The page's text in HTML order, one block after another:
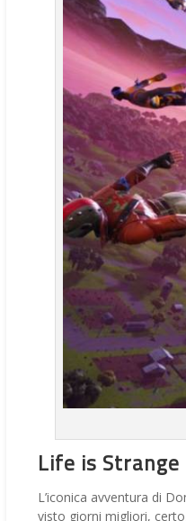
Life is Strange
L’iconica avventura di
visto giorni migliori,